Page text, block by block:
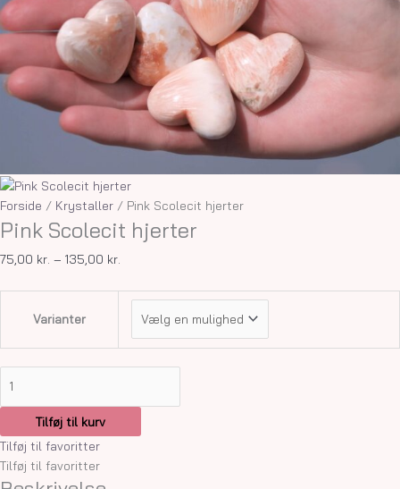
Forside / Krystaller / Pink Scolecit hjerter
Pink Scolecit hjerter
75,00 kr. – 135,00 kr.
Varianter
Tilføj til kurv
Tilføj til favoritter
Tilføj til favoritter